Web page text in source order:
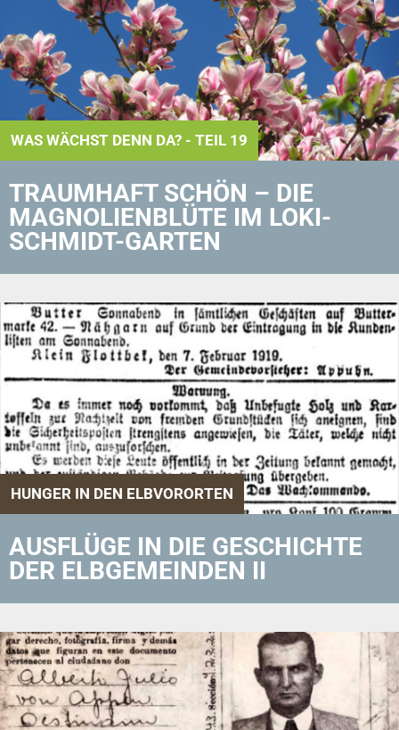
WAS WÄCHST DENN DA? - TEIL 19
TRAUMHAFT SCHÖN – DIE
MAGNOLIENBLÜTE IM LOKI-
SCHMIDT-GARTEN
HUNGER IN DEN ELBVORORTEN
AUSFLÜGE IN DIE GESCHICHTE
DER ELBGEMEINDEN II